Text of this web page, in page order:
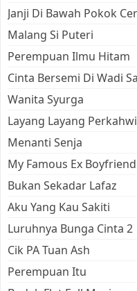
Janji Di Bawah Pokok
Malang Si Puteri
Perempuan Ilmu Hitam
Cinta Bersemi Di Wadi
Wanita Syurga
Layang Layang
Menanti Senja
My Famous Ex Boyfriend
Bukan Sekadar Lafaz
Aku Yang Kau Sakiti
Luruhnya Bunga Cinta 2
Cik PA Tuan Ash
Perempuan Itu